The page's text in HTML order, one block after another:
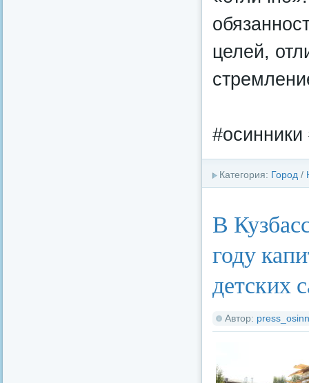
целей,
#осинники
Категория: Город /
В
году
детских
Автор: